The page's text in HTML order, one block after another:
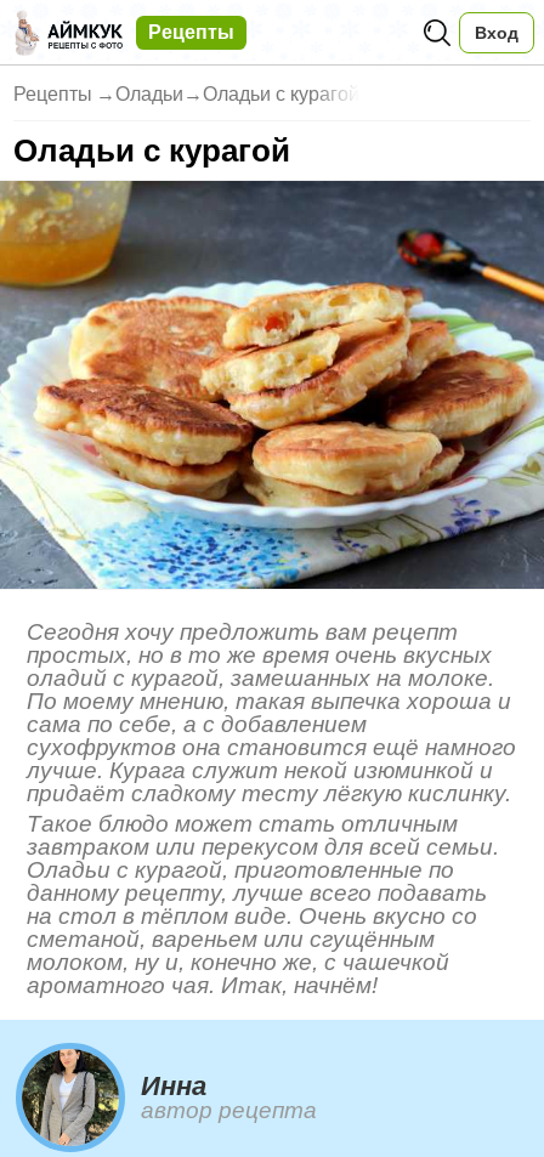
Рецепты Вход
Рецепты →Оладьи →Оладьи с курагой
Оладьи с курагой
Сегодня хочу предложить вам рецепт
простых, но в то же время очень вкусных
оладий с курагой, замешанных на молоке.
По моему мнению, такая выпечка хороша и
сама по себе, а с добавлением
сухофруктов она становится ещё намного
лучше. Курага служит некой изюминкой и
придаёт сладкому тесту лёгкую кислинку.
Такое блюдо может стать отличным
завтраком или перекусом для всей семьи.
Оладьи с курагой, приготовленные по
данному рецепту, лучше всего подавать
на стол в тёплом виде. Очень вкусно со
сметаной, вареньем или сгущённым
молоком, ну и, конечно же, с чашечкой
ароматного чая. Итак, начнём!
Инна
автор рецепта